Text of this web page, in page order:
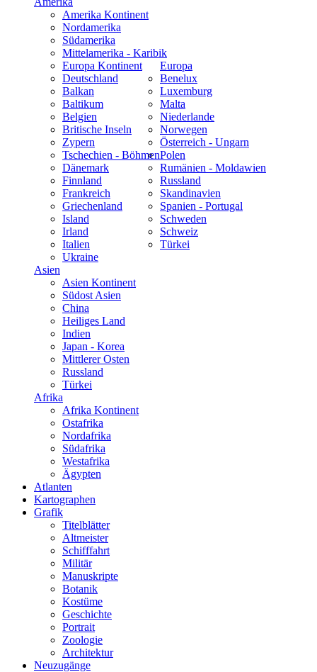
Amerika Kontinent
Nordamerika
Südamerika
Mittelamerika - Karibik
Europa
Europa Kontinent
Deutschland
Balkan
Baltikum
Belgien
Britische Inseln
Zypern
Tschechien - Böhmen
Dänemark
Finnland
Frankreich
Griechenland
Island
Irland
Italien
Benelux
Luxemburg
Malta
Niederlande
Norwegen
Österreich - Ungarn
Polen
Rumänien - Moldawien
Russland
Skandinavien
Spanien - Portugal
Schweden
Schweiz
Türkei
Ukraine
Asien
Asien Kontinent
Südost Asien
China
Heiliges Land
Indien
Japan - Korea
Mittlerer Osten
Russland
Türkei
Afrika
Afrika Kontinent
Ostafrika
Nordafrika
Südafrika
Westafrika
Ägypten
Atlanten
Kartographen
Grafik
Titelblätter
Altmeister
Schifffahrt
Militär
Manuskripte
Botanik
Kostüme
Geschichte
Portrait
Zoologie
Architektur
Neuzugänge